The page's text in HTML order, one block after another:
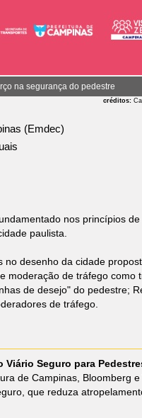
na segurança do pedestre
créditos:
(Emdec)
nos princípios
paulista.
no desenho da cidade
moderação de tráfego
de desejo" do pedestre;
de tráfego.
Viário Seguro para
de Campinas, Bloomberg
que reduza